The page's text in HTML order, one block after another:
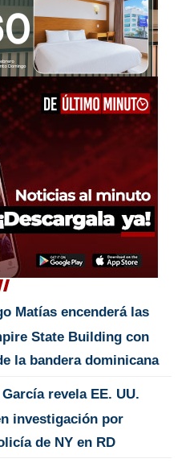
Matías encenderá las
State Building con
la bandera dominicana
revela EE. UU.
investigación por
de NY en RD